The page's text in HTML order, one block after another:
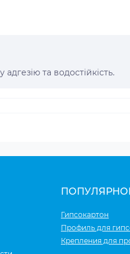
та водостійкість.
Гипсокартон
Профиль для
Крепления для